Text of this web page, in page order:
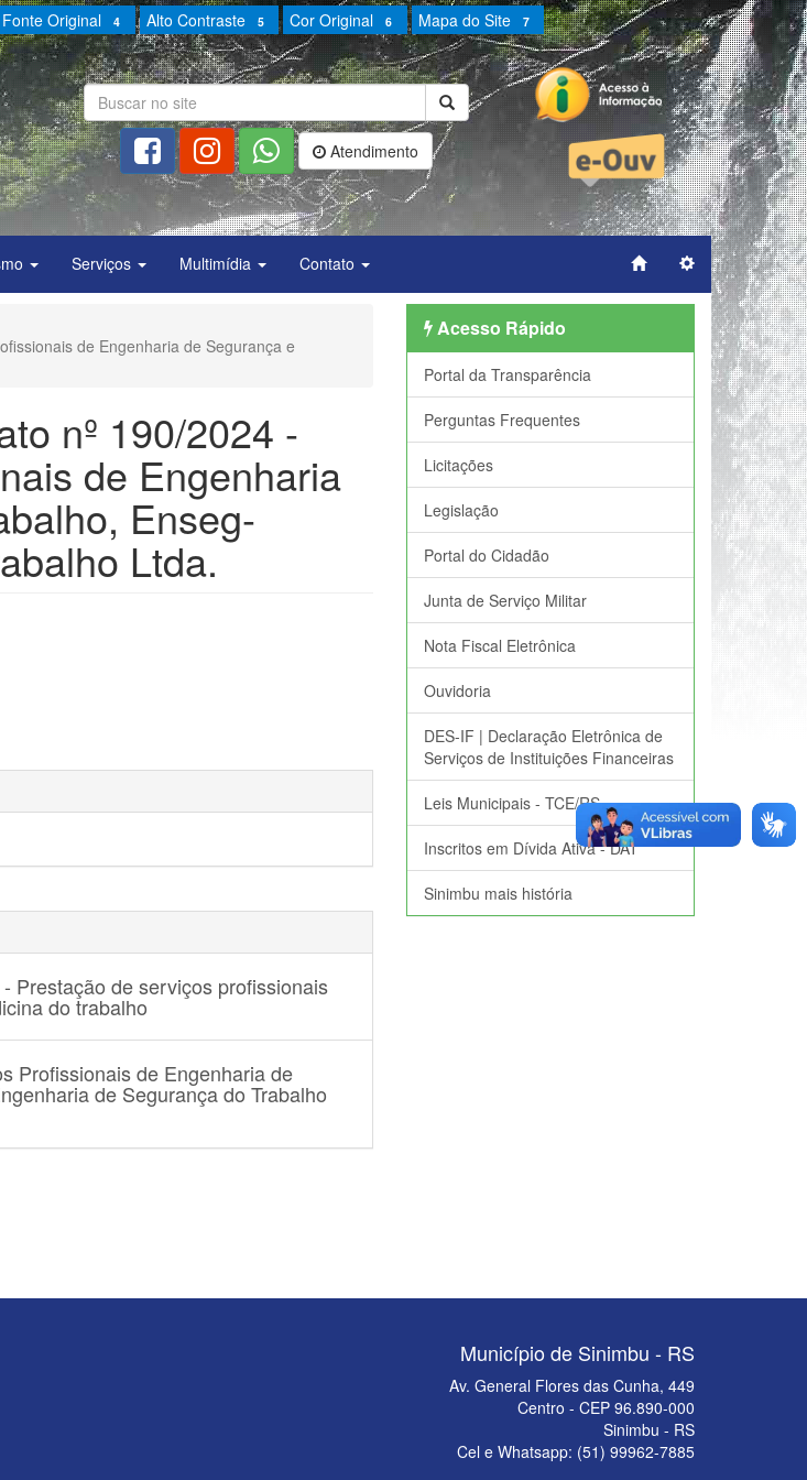
Fonte Original 4 Alto Contraste 5 Cor Original 6 Mapa do Site 7
Atendimento
Serviços Multimídia Contato
de Engenharia de Segurança e
nº 190/2024 -
de Engenharia
Enseg-
Ltda.
Prestação de serviços profissionais
do trabalho
Profissionais de Engenharia de
de Segurança do Trabalho
Acesso Rápido
Portal da Transparência
Perguntas Frequentes
Licitações
Legislação
Portal do Cidadão
Junta de Serviço Militar
Nota Fiscal Eletrônica
Ouvidoria
DES-IF | Declaração Eletrônica de
Serviços de Instituições Financeiras
Leis Municipais - TCE/RS
Inscritos em Dívida Ativa - DAT
Sinimbu mais história
Município de Sinimbu - RS
Av. General Flores das Cunha, 449
Centro - CEP 96.890-000
Sinimbu - RS
Cel e Whatsapp: (51) 99962-7885